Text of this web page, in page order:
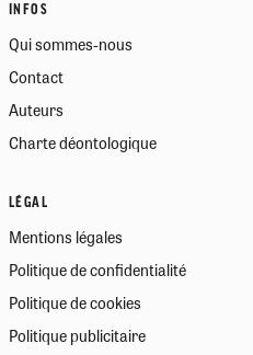
INFOS
Qui sommes-nous
Contact
Auteurs
Charte déontologique
LÉGAL
Mentions légales
Politique de confidentialité
Politique de cookies
Politique publicitaire